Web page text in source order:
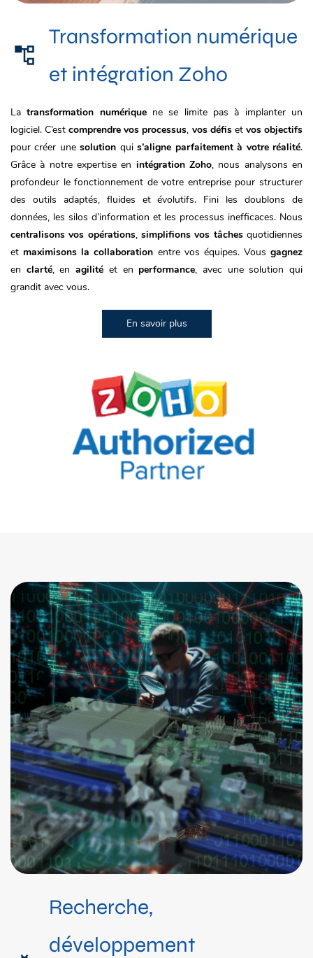
Transformation numérique
et intégration Zoho
Latransformation numériquene se limite pas à implanter un
logiciel. C’estcomprendre vos processus, vos défiset vos objectifs
pour créer unesolution quis’aligne parfaitement à votre réalité.
Grâce à notre expertise en intégration Zoho, nous analysons en
profondeur le fonctionnement de votre entreprise pour structurer
des outils adaptés, fluides et évolutifs. Fini les doublons de
données, les silos d’information et les processus inefficaces. Nous
centralisons vos opérations,simplifions vos tâchesquotidiennes
etmaximisons la collaboration entre vos équipes. Vous gagnez
en clarté, enagilité et enperformance, avec une solution qui
grandit avec vous.
En savoir plus
Recherche,
développement